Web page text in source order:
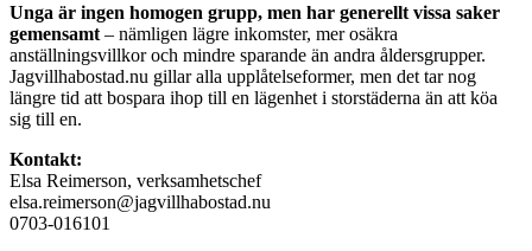
Unga är ingen homogen grupp, men har generellt vissa saker
gemensamt – nämligen lägre inkomster, mer osäkra
anställningsvillkor och mindre sparande än andra åldersgrupper.
Jagvillhabostad.nu gillar alla upplåtelseformer, men det tar nog
längre tid att bospara ihop till en lägenhet i storstäderna än att köa
sig till en.
Kontakt:
Elsa Reimerson, verksamhetschef
elsa.reimerson@jagvillhabostad.nu
0703-016101